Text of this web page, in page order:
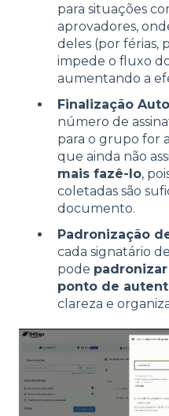
para situações
aprovadores,
deles (por férias,
impede o fluxo
aumentando a
Finalização
número de
para o grupo for
que ainda não
mais fazê-lo,
coletadas são
documento.
Padronização
cada signatário
pode
ponto de
clareza e